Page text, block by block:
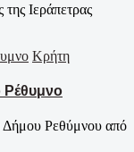
Ιεράπετρας
Κρήτη
Ρέθυμνο
Δήμου Ρεθύμνου από